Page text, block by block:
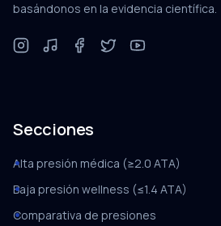
basándonos en la evidencia científica.
Secciones
Alta presión médica (≥2.0 ATA)
Baja presión wellness (≤1.4 ATA)
Comparativa de presiones